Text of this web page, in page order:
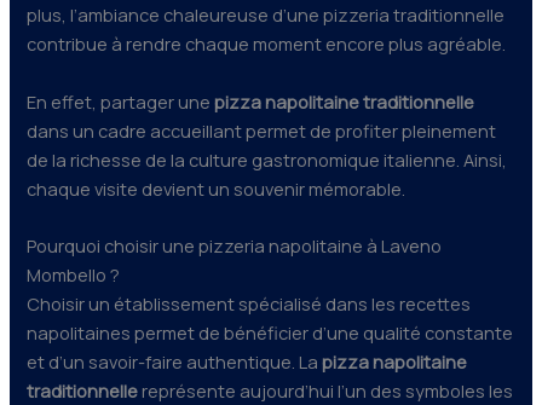
plus, l’ambiance chaleureuse d’une pizzeria traditionnelle
contribue à rendre chaque moment encore plus agréable.
En effet, partager unepizza napolitaine traditionnelle
dans un cadre accueillant permet de profiter pleinement
de la richesse de la culture gastronomique italienne. Ainsi,
chaque visite devient un souvenir mémorable.
Pourquoi choisir une pizzeria napolitaine à Laveno
Mombello ?
Choisir un établissement spécialisé dans les recettes
napolitaines permet de bénéficier d’une qualité constante
et d’un savoir-faire authentique. Lapizza napolitaine
traditionnelle représente aujourd’hui l’un des symboles les